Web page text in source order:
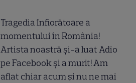
Tragedia înfiorătoare a
momentului în România!
Artista noastră și-a luat Adio
pe Facebook și a murit! Am
aflat chiar acum și nu ne mai